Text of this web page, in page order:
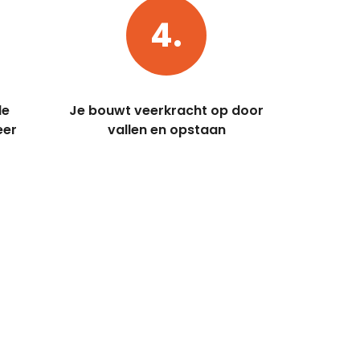
4.
Je bouwt veerkracht op door
vallen en opstaan